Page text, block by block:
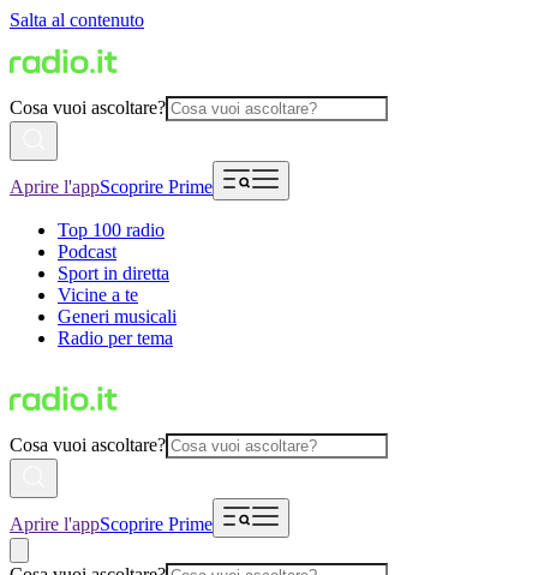
Salta al contenuto
Cosa vuoi ascoltare?
Aprire l'appScoprire Prime
Top 100 radio
Podcast
Sport in diretta
Vicine a te
Generi musicali
Radio per tema
Cosa vuoi ascoltare?
Aprire l'appScoprire Prime